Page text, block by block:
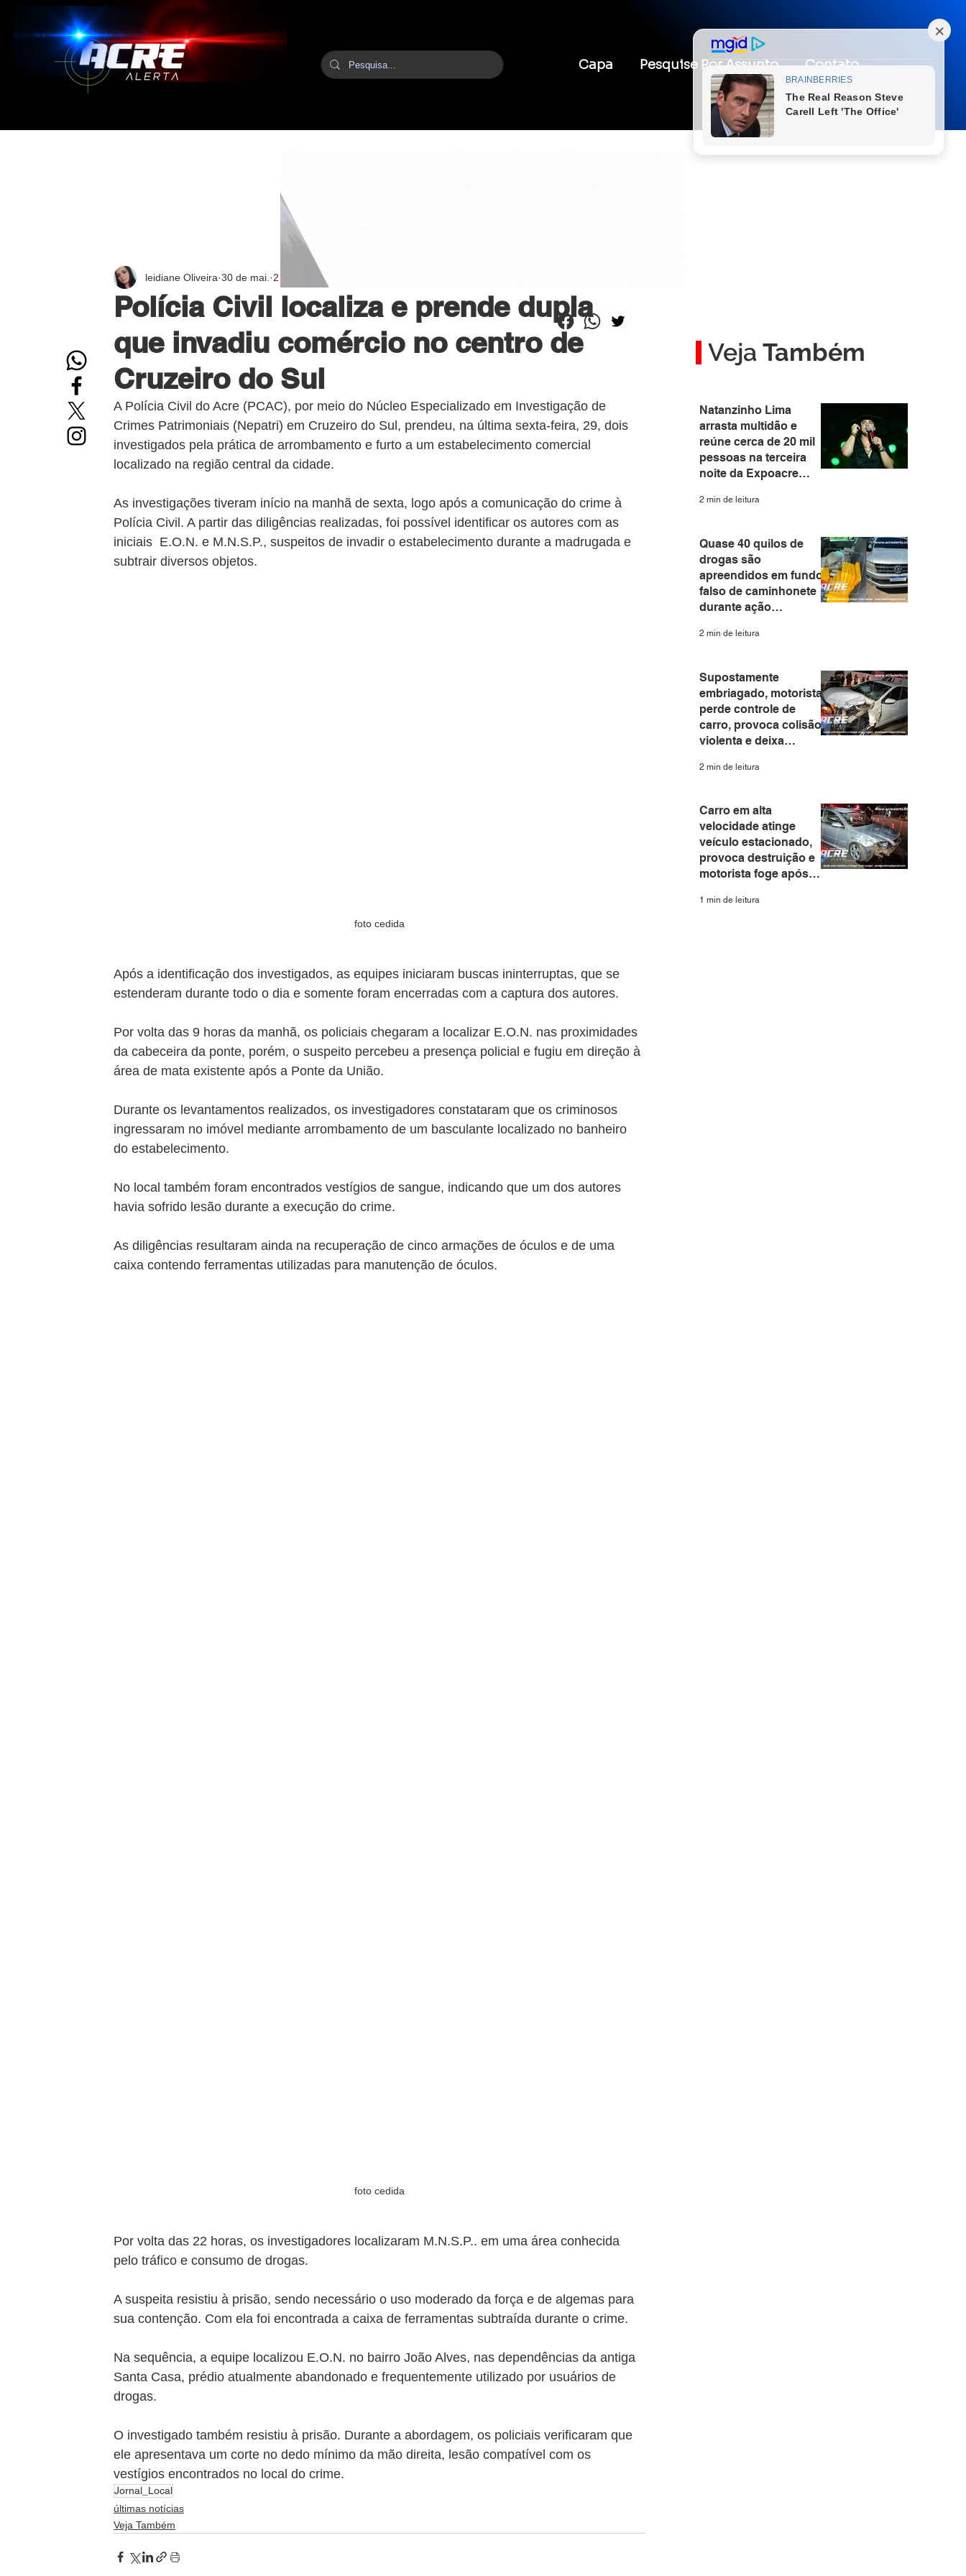
Capa Pesquise Por Assunto Contato
Polícia Civil localiza e prende dupla
que invadiu comércio no centro de
Cruzeiro do Sul
leidiane Oliveira 30 de mai. 2 min de leitura
A Polícia Civil do Acre (PCAC), por meio do Núcleo Especializado em Investigação de
Crimes Patrimoniais (Nepatri) em Cruzeiro do Sul, prendeu, na última sexta-feira, 29, dois
investigados pela prática de arrombamento e furto a um estabelecimento comercial
localizado na região central da cidade.
As investigações tiveram início na manhã de sexta, logo após a comunicação do crime à
Polícia Civil. A partir das diligências realizadas, foi possível identificar os autores com as
iniciais  E.O.N. e M.N.S.P., suspeitos de invadir o estabelecimento durante a madrugada e
subtrair diversos objetos.
foto cedida
Após a identificação dos investigados, as equipes iniciaram buscas ininterruptas, que se
estenderam durante todo o dia e somente foram encerradas com a captura dos autores.
Por volta das 9 horas da manhã, os policiais chegaram a localizar E.O.N. nas proximidades
da cabeceira da ponte, porém, o suspeito percebeu a presença policial e fugiu em direção à
área de mata existente após a Ponte da União.
Durante os levantamentos realizados, os investigadores constataram que os criminosos
ingressaram no imóvel mediante arrombamento de um basculante localizado no banheiro
do estabelecimento.
No local também foram encontrados vestígios de sangue, indicando que um dos autores
havia sofrido lesão durante a execução do crime.
As diligências resultaram ainda na recuperação de cinco armações de óculos e de uma
caixa contendo ferramentas utilizadas para manutenção de óculos.
foto cedida
Por volta das 22 horas, os investigadores localizaram M.N.S.P.. em uma área conhecida
pelo tráfico e consumo de drogas.
A suspeita resistiu à prisão, sendo necessário o uso moderado da força e de algemas para
sua contenção. Com ela foi encontrada a caixa de ferramentas subtraída durante o crime.
Na sequência, a equipe localizou E.O.N. no bairro João Alves, nas dependências da antiga
Santa Casa, prédio atualmente abandonado e frequentemente utilizado por usuários de
drogas.
O investigado também resistiu à prisão. Durante a abordagem, os policiais verificaram que
ele apresentava um corte no dedo mínimo da mão direita, lesão compatível com os
vestígios encontrados no local do crime.
Jornal_Local
últimas notícias
Veja Também
Natanzinho Lima
arrasta multidão e
reúne cerca de 20 mil
pessoas na terceira
noite da Expoacre
2 min de leitura
Quase 40 quilos de
drogas são
apreendidos em fundo
falso de caminhonete
durante ação
de segurança em Rio
2 min de leitura
Supostamente
embriagado, motorista
perde controle de
carro, provoca colisão
violenta e deixa
passageira feridos em
2 min de leitura
Carro em alta
velocidade atinge
veículo estacionado,
provoca destruição e
motorista foge após
Sobral
1 min de leitura
Veja Também